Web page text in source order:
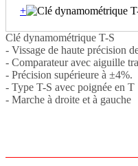
+
Clé dynamométrique T-S
- Vissage de haute précision
- Comparateur avec aiguille
- Précision supérieure à ±4%.
- Type T-S avec poignée en T
- Marche à droite et à gauche